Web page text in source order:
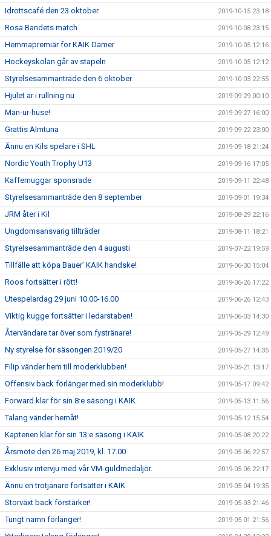
Idrottscafé den 23 oktober 2019-10-15 23:18
Rosa Bandets match 2019-10-08 23:15
Hemmapremiär för KAIK Damer 2019-10-05 12:16
Hockeyskolan går av stapeln 2019-10-05 12:12
Styrelsesammanträde den 6 oktober 2019-10-03 22:55
Hjulet är i rullning nu 2019-09-29 00:10
Man-ur-huse! 2019-09-27 16:00
Grattis Almtuna 2019-09-22 23:00
Ännu en Kils spelare i SHL 2019-09-18 21:24
Nordic Youth Trophy U13 2019-09-16 17:05
Kaffemuggar sponsrade 2019-09-11 22:48
Styrelsesammanträde den 8 september 2019-09-01 19:34
JRM åter i Kil 2019-08-29 22:16
Ungdomsansvarig tillträder 2019-08-11 18:21
Styrelsesammanträde den 4 augusti 2019-07-22 19:59
Tillfälle att köpa Bauer’ KAIK handske! 2019-06-30 15:04
Roos fortsätter i rött! 2019-06-26 17:22
Utespelardag 29 juni 10.00-16.00 2019-06-26 12:43
Viktig kugge fortsätter i ledarstaben! 2019-06-03 14:30
Återvändare tar över som fystränare! 2019-05-29 12:49
Ny styrelse för säsongen 2019/20 2019-05-27 14:35
Filip vänder hem till moderklubben! 2019-05-21 13:17
Offensiv back förlänger med sin moderklubb! 2019-05-17 09:42
Forward klar för sin 8:e säsong i KAIK 2019-05-13 11:56
Talang vänder hemåt! 2019-05-12 15:54
Kaptenen klar för sin 13:e säsong i KAIK 2019-05-08 20:22
Årsmöte den 26 maj 2019, kl. 17.00 2019-05-06 22:57
Exklusiv intervju med vår VM-guldmedaljör. 2019-05-06 22:17
Ännu en trotjänare fortsätter i KAIK 2019-05-04 19:35
Storväxt back förstärker! 2019-05-03 21:46
Tungt namn förlänger! 2019-05-01 21:56